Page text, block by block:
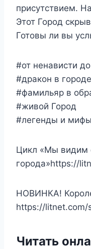
присутствием.
Этот Город
Готовы ли вы
#от ненависти
#дракон в городе
#фамильяр в
#живой Город
#легенды и
Цикл «Мы видим
города»https://
НОВИНКА!
https://litnet.com/
Читать